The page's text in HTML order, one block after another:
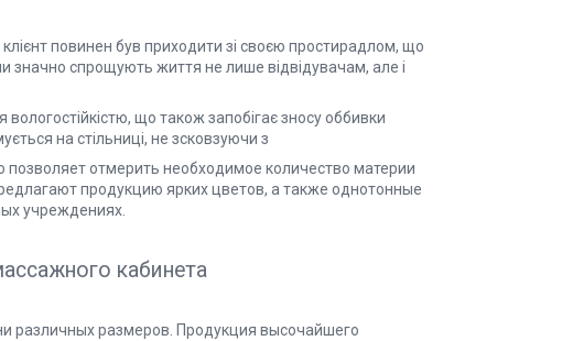
повинен був приходити зі своєю простирадлом, що
значно спрощують життя не лише відвідувачам, але і
що також запобігає зносу оббивки
на стільниці, не зсковзуючи з
отмерить необходимое количество материи
продукцию ярких цветов, а также однотонные
учреждениях.
кабинета
различных размеров. Продукция высочайшего